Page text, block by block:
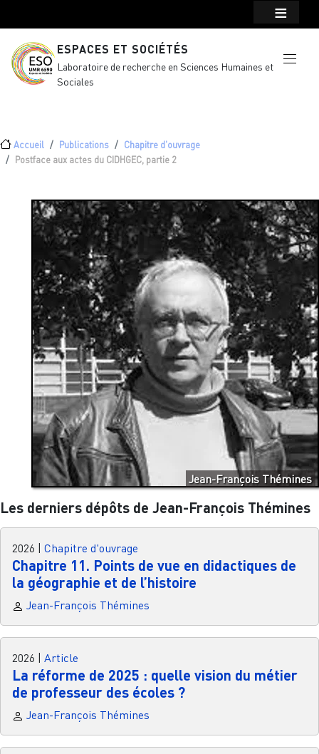
ESPACES ET SOCIÉTÉS
Laboratoire de recherche en Sciences Humaines et
Sociales
Fil d'Ariane
Accueil Publications
Chapitre d'ouvrage
Postface aux actes du CIDHGEC, partie 2
Jean-François Thémines
Les derniers dépôts de Jean-François Thémines
2026 Chapitre d'ouvrage
Chapitre 11. Points de vue en didactiques de
la géographie et de l’histoire
Jean-François Thémines
2026 Article
La réforme de 2025 : quelle vision du métier
de professeur des écoles ?
Jean-François Thémines